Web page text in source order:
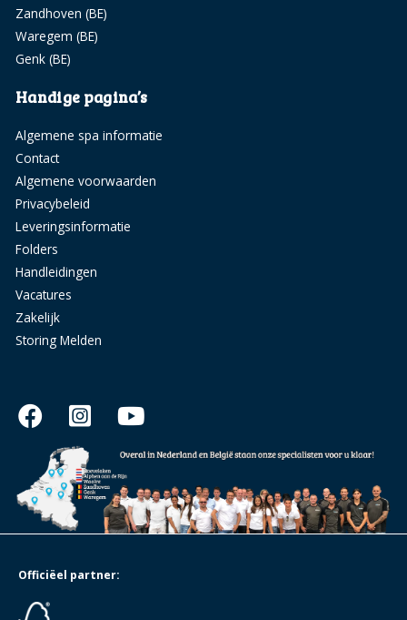
Zandhoven (BE)
Waregem (BE)
Genk (BE)
Handige pagina’s
Algemene spa informatie
Contact
Algemene voorwaarden
Privacybeleid
Leveringsinformatie
Folders
Handleidingen
Vacatures
Zakelijk
Storing Melden
Officiëel partner: